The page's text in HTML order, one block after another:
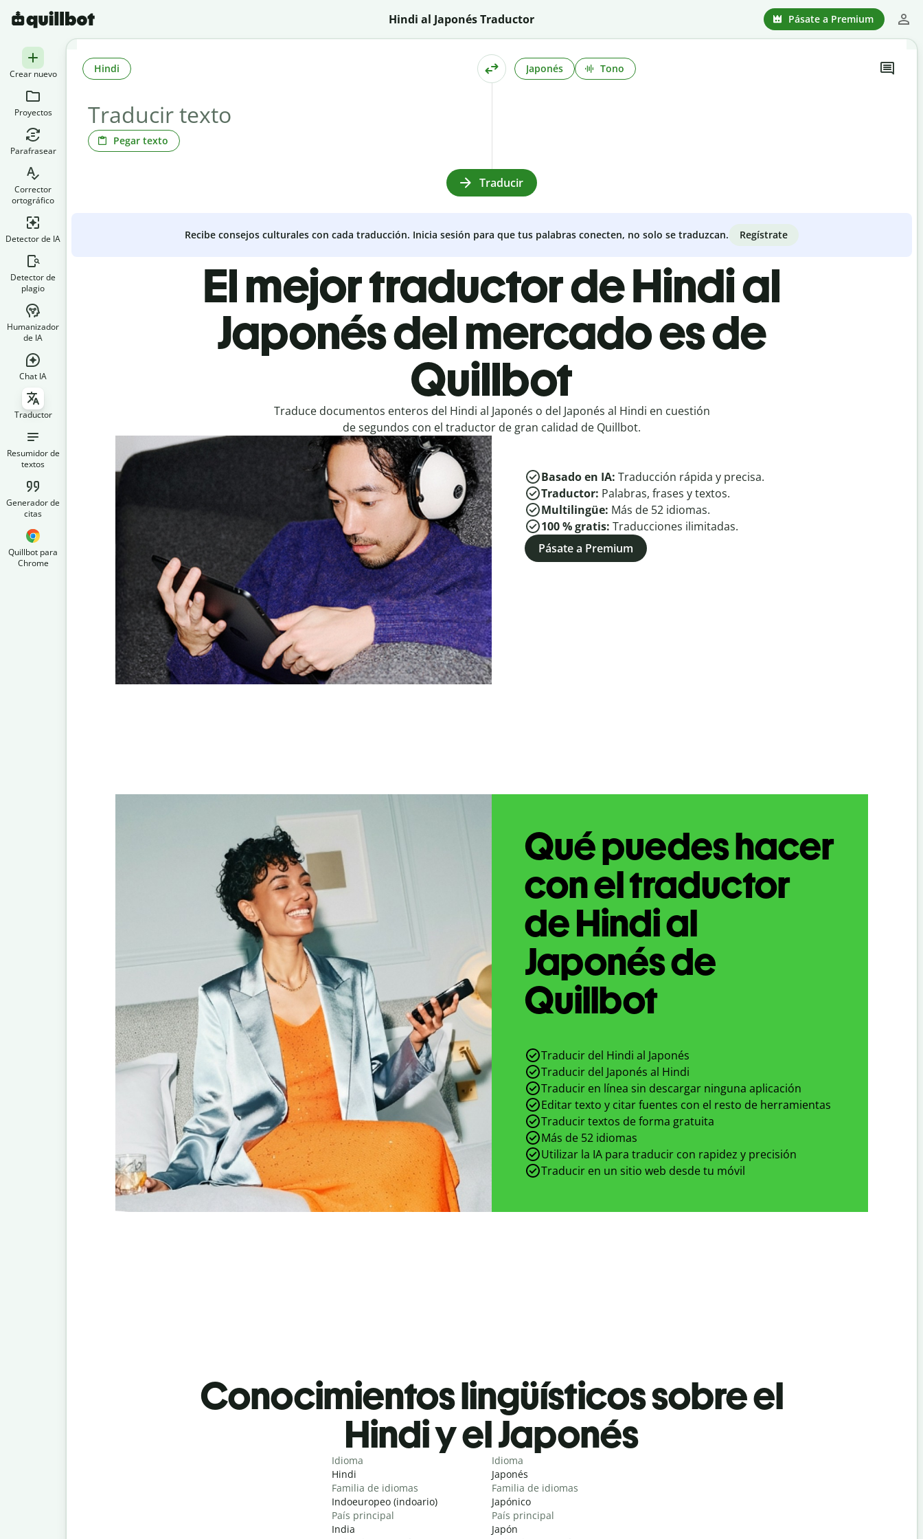
Hindi al Japonés Traductor Pásate a Premium
Crear nuevo
Proyectos
Parafrasear
Corrector
ortográfico
Detector de IA
Detector de
plagio
Humanizador
de IA
Chat IA
Traductor
Resumidor de
textos
Generador de
citas
Quillbot para
Chrome
Pegar texto
Hindi Japonés Tono
Traducir
Recibe consejos culturales con cada traducción. Inicia sesión para que tus palabras conecten, no solo se traduzcan. Regístrate
El mejor traductor de Hindi al
Japonés del mercado es de
Quillbot
Traduce documentos enteros del Hindi al Japonés o del Japonés al Hindi en cuestión
de segundos con el traductor de gran calidad de Quillbot.
Basado en IA: Traducción rápida y precisa.
Traductor: Palabras, frases y textos.
Multilingüe: Más de 52 idiomas.
100 % gratis: Traducciones ilimitadas.
Pásate a Premium
Qué puedes hacer
con el traductor
de Hindi al
Japonés de
Quillbot
Traducir del Hindi al Japonés
Traducir del Japonés al Hindi
Traducir en línea sin descargar ninguna aplicación
Editar texto y citar fuentes con el resto de herramientas
Traducir textos de forma gratuita
Más de 52 idiomas
Utilizar la IA para traducir con rapidez y precisión
Traducir en un sitio web desde tu móvil
Conocimientos lingüísticos sobre el
Hindi y el Japonés
Idioma
Hindi
Familia de idiomas
Indoeuropeo (indoario)
País principal
India
Idioma
Japonés
Familia de idiomas
Japónico
País principal
Japón